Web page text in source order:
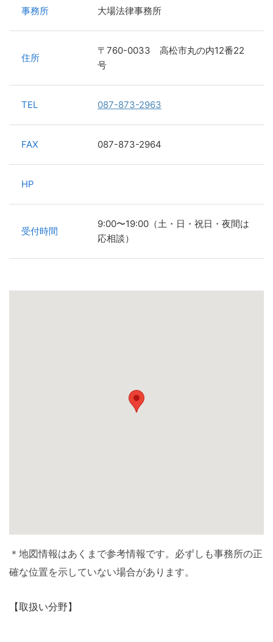
事務所 大場法律事務所
住所
〒760-0033 高松市丸の内12番22
号
TEL 087-873-2963
FAX 087-873-2964
HP
受付時間
9:00〜19:00（土・日・祝日・夜間は
応相談）
＊地図情報はあくまで参考情報です。必ずしも事務所の正
確な位置を示していない場合があります。
【取扱い分野】